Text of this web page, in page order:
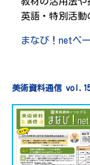
英語・特別活動
まなび！netペ
美術資料通信